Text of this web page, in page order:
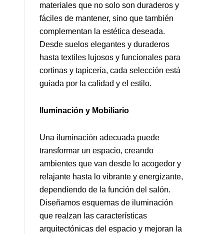
materiales que no solo son duraderos y
fáciles de mantener, sino que también
complementan la estética deseada.
Desde suelos elegantes y duraderos
hasta textiles lujosos y funcionales para
cortinas y tapicería, cada selección está
guiada por la calidad y el estilo.
Iluminación y Mobiliario
Una iluminación adecuada puede
transformar un espacio, creando
ambientes que van desde lo acogedor y
relajante hasta lo vibrante y energizante,
dependiendo de la función del salón.
Diseñamos esquemas de iluminación
que realzan las características
arquitectónicas del espacio y mejoran la